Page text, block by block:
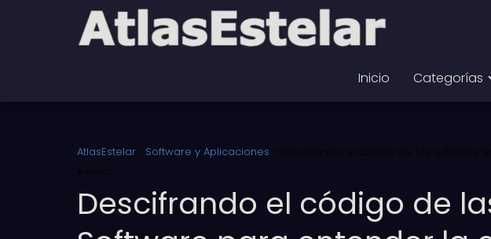
Inicio Categorías
AtlasEstelar Software y Aplicaciones
Descifrando el código de las estrellas:
estelar
Descifrando el código de